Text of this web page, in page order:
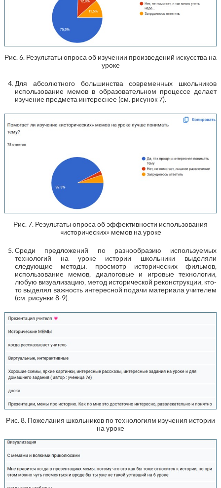
Рис. 6. Результаты опроса об изучении произведений искусства на
уроке
Для абсолютного большинства современных школьников
использование мемов в образовательном процессе делает
изучение предмета интереснее (см. рисунок 7).
Рис. 7. Результаты опроса об эффективности использования
«исторических» мемов на уроке
Среди предложений по разнообразию используемых
технологий на уроке истории школьники выделяли
следующие методы: просмотр исторических фильмов,
использование мемов, диалоговые и игровые технологии,
любую визуализацию, метод исторической реконструкции, кто-
то выделял важность интересной подачи материала учителем
(см. рисунки 8-9).
Рис. 8. Пожелания школьников по технологиям изучения истории
на уроке